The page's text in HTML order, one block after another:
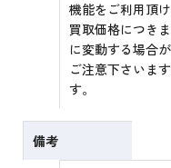
機能をご利用頂
買取価格につき
に変動する場合
ご注意下さいま
す。
備考